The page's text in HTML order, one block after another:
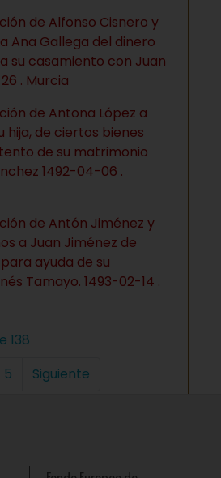
de Alfonso Cisnero y
Ana Gallega del dinero
su casamiento con Juan
. Murcia
de Antona López a
hija, de ciertos bienes
de su matrimonio
1492-04-06 .
de Antón Jiménez y
a Juan Jiménez de
ayuda de su
Tamayo. 1493-02-14 .
138
5 Siguiente